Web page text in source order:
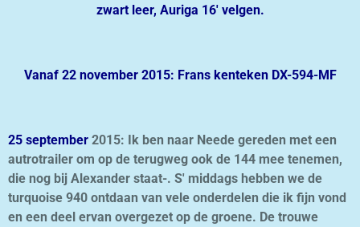
zwart leer, Auriga 16' velgen.
Vanaf 22 november 2015: Frans kenteken DX-594-MF
25 september 2015: Ik ben naar Neede gereden met een
autrotrailer om op de terugweg ook de 144 mee tenemen,
die nog bij Alexander staat-. S' middags hebben we de
turquoise 940 ontdaan van vele onderdelen die ik fijn vond
en een deel ervan overgezet op de groene. De trouwe